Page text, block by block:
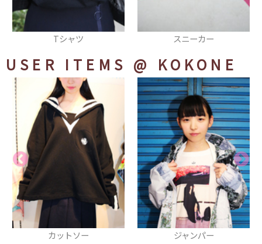
スニーカー Tシャツ
USER ITEMS @ KOKONE
ジャンパー お団子バレッタ